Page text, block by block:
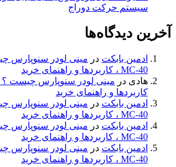
سیستم حرکت دوراج
آخرین دیدگاه‌ها
ادمین بابکت در
MC-40 ، کاربردها و راهنمای خرید
هادی در
کاربردها و راهنمای خرید
ادمین بابکت در
MC-40 ، کاربردها و راهنمای خرید
ادمین بابکت در
MC-40 ، کاربردها و راهنمای خرید
ادمین بابکت در
MC-40 ، کاربردها و راهنمای خرید